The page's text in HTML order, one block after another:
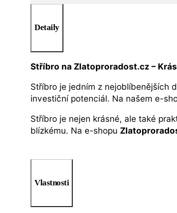
Detaily
Stříbro na Zlatoproradost.cz –
Stříbro je jedním z nejoblíbenějších
investiční potenciál. Na našem e-
Stříbro je nejen krásné, ale také
blízkému. Na e-shopu
Vlastnosti